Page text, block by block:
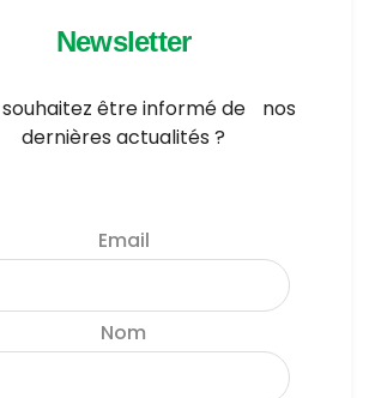
Newsletter
souhaitez être informé de nos
dernières actualités ?
Email
Nom